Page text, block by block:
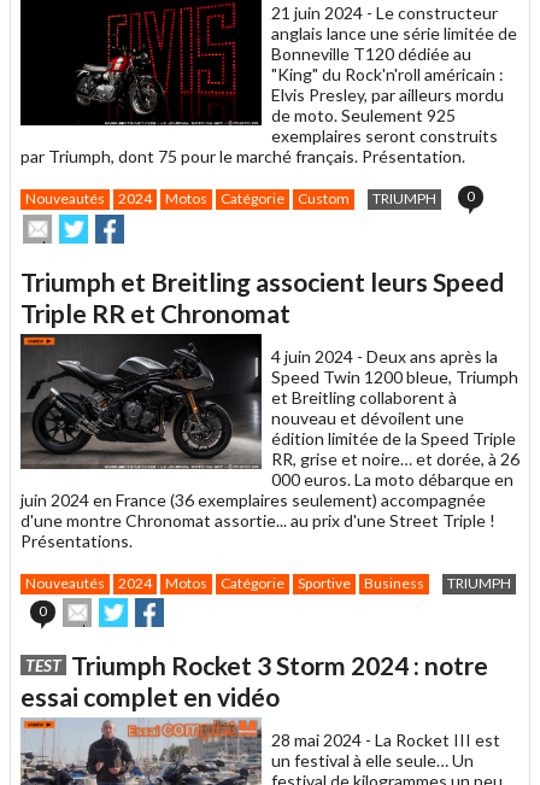
21 juin 2024 - Le constructeur
anglais lance une série limitée de
Bonneville T120 dédiée au
"King" du Rock'n'roll américain :
Elvis Presley, par ailleurs mordu
de moto. Seulement 925
exemplaires seront construits
par Triumph, dont 75 pour le marché français. Présentation.
Nouveautés 2024 Motos Catégorie Custom TRIUMPH 0
Envoyer
cet
un
ami
Partager
sur
sur
Triumph et Breitling associent leurs Speed
Triple RR et Chronomat
4 juin 2024 - Deux ans après la
Speed Twin 1200 bleue, Triumph
et Breitling collaborent à
nouveau et dévoilent une
édition limitée de la Speed Triple
RR, grise et noire… et dorée, à 26
000 euros. La moto débarque en
juin 2024 en France (36 exemplaires seulement) accompagnée
d'une montre Chronomat assortie... au prix d'une Street Triple !
Présentations.
Nouveautés 2024 Motos Catégorie Sportive Business
TRIUMPH
0
Envoyer
cet
un
ami
Partager
sur sur
TEST Triumph Rocket 3 Storm 2024 : notre
essai complet en vidéo
28 mai 2024 - La Rocket III est
un festival à elle seule… Un
festival de kilogrammes un peu,